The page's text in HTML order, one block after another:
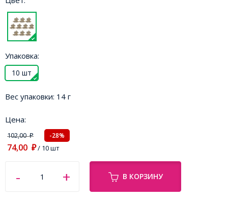
Упаковка:
10 шт
Вес упаковки: 14 г
Цена:
102,00₽ -28%
74,00 ₽/ 10 шт
В КОРЗИНУ